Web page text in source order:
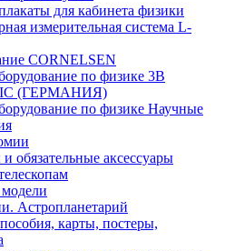
для кабинета физики
измерительная система L-
CORNELSEN
по физике 3B
(ГЕРМАНИЯ)
по физике Научные
обязательные аксессуары
Астропланетарий
карты, постеры,